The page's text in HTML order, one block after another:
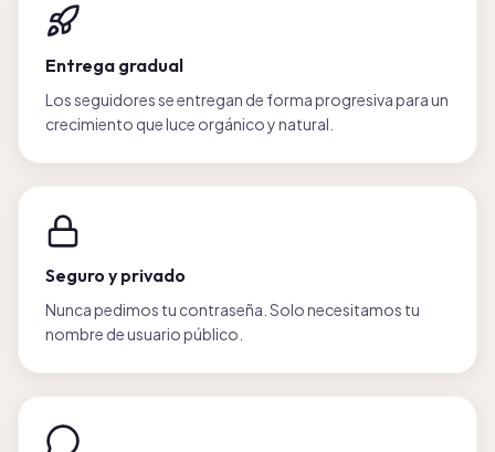
Entrega gradual
Los seguidores se entregan de forma progresiva para un
crecimiento que luce orgánico y natural.
Seguro y privado
Nunca pedimos tu contraseña. Solo necesitamos tu
nombre de usuario público.